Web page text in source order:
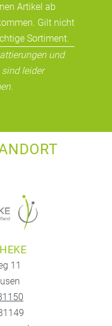
Artikel ab
Gilt nicht
Sortiment.
und
leider
11